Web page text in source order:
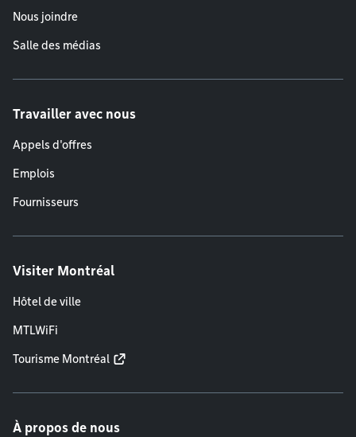
Nous joindre
Salle des médias
Travailler avec nous
Appels d'offres
Emplois
Fournisseurs
Visiter Montréal
Hôtel de ville
MTLWiFi
Tourisme Montréal
À propos de nous